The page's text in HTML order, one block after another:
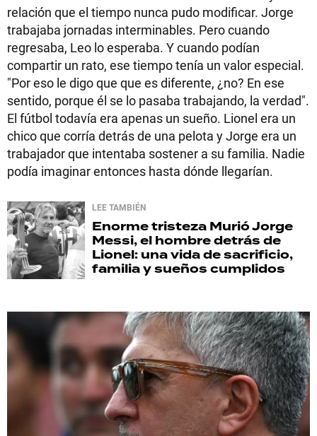
relación que el tiempo nunca pudo modificar. Jorge
trabajaba jornadas interminables. Pero cuando
regresaba, Leo lo esperaba. Y cuando podían
compartir un rato, ese tiempo tenía un valor especial.
"Por eso le digo que que es diferente, ¿no? En ese
sentido, porque él se lo pasaba trabajando, la verdad".
El fútbol todavía era apenas un sueño. Lionel era un
chico que corría detrás de una pelota y Jorge era un
trabajador que intentaba sostener a su familia. Nadie
podía imaginar entonces hasta dónde llegarían.
LEE TAMBIÉN
Enorme tristeza Murió Jorge
Messi, el hombre detrás de
Lionel: una vida de sacrificio,
familia y sueños cumplidos